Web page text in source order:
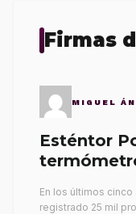
Firmas
MIGUEL
Esténtor
En los últimos
registrado 25 mil